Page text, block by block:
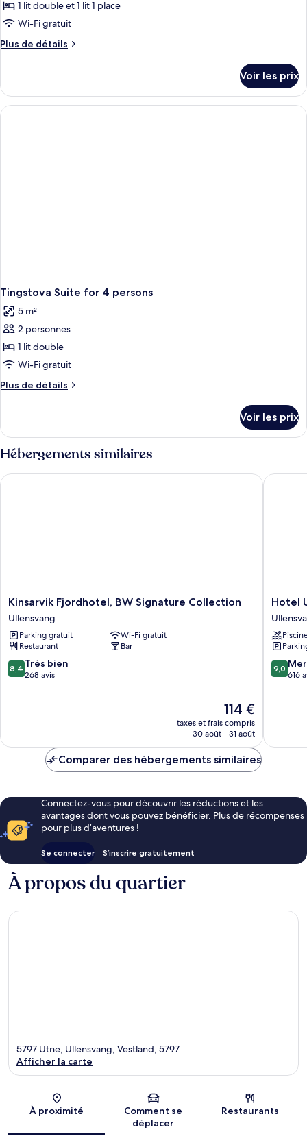
Room
With
pour
ce
type
de
Historic
Single
Room
1 lit double et 1 lit 1 place
Wi-Fi gratuit
Plus de détails
Plus
le
type
de
Voir les prix
Tingstova Suite for 4 persons
5 m²
2 personnes
1 lit double
Wi-Fi gratuit
Plus de détails
Plus
le
type
de
chambre
Tingstova
Voir les prix
Hébergements similaires
Kinsarvik
Fjordhotel,
BW
Signature
Collection
Ullensvang
Kinsarvik Fjordhotel, BW Signature Collection
Ullensvang
Parking gratuit
Wi-Fi gratuit
Restaurant
Bar
8.4
sur
8,4 Très bien
268 avis
Le
nouveau
prix
de
114 €
taxes et frais compris
30 août - 31 août
Kinsarvik Fjordhotel, BW Signature Collection
Hotel
Hotel
9.0
sur
9,0
616
Hotel
Comparer des hébergements similaires
Connectez-vous pour découvrir les réductions et les
avantages dont vous pouvez bénéficier. Plus de récompenses
pour plus d’aventures !
Se connecter S’inscrire gratuitement
À propos du quartier
Carte
5797 Utne, Ullensvang, Vestland, 5797
Afficher la carte
À proximité
Comment se
déplacer
Restaurants